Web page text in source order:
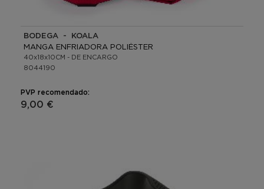
BODEGA - KOALA
MANGA ENFRIADORA POLIÉSTER
40x18x10CM - DE ENCARGO
8044190
PVP recomendado:
9,00 €